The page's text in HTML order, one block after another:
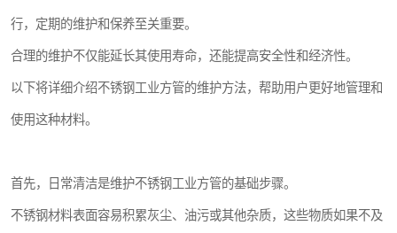
行，定期的维护和保养至关重要。
合理的维护不仅能延长其使用寿命，还能提高安全性和经济性。
以下将详细介绍不锈钢工业方管的维护方法，帮助用户更好地管理和
使用这种材料。
首先，日常清洁是维护不锈钢工业方管的基础步骤。
不锈钢材料表面容易积累灰尘、油污或其他杂质，这些物质如果不及